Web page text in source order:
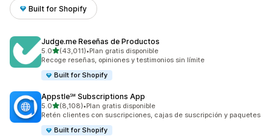
Built for Shopify
Judge.me Reseñas de Productos
5.0de 5 estrellas
(43,011)
43011 reseñas en total
•Plan gratis disponible
Recoge reseñas, opiniones y testimonios sin límite
Built for Shopify
Appstle℠ Subscriptions App
5.0de 5 estrellas
(8,108)
8108 reseñas en total
•Plan gratis disponible
Retén clientes con suscripciones, cajas de suscripción y paquetes
Built for Shopify